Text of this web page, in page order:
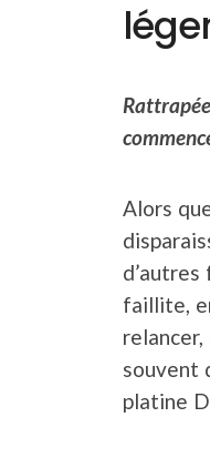
Alors
faillite,
relancer,
souvent
platine